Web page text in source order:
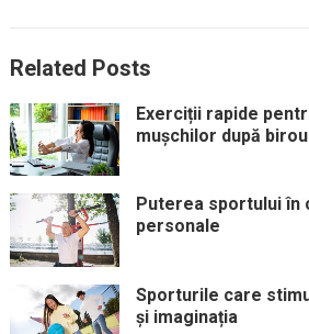
Related Posts
Exerciții rapide
mușchilor după birou
Puterea sportului
personale
Sporturile care
și imaginația